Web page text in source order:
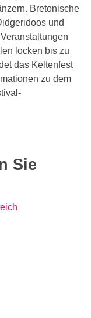
Bretonische
und
locken bis zu
das Keltenfest
zu dem
Sie